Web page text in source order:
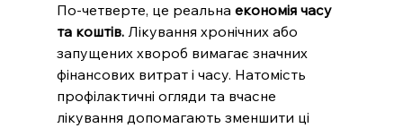
По-четверте, це реальна економія часу
та коштів. Лікування хронічних або
запущених хвороб вимагає значних
фінансових витрат і часу. Натомість
профілактичні огляди та вчасне
лікування допомагають зменшити ці